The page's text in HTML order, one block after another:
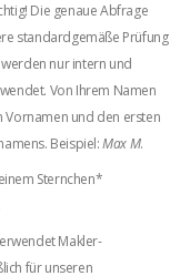
Die genaue Abfrage
standardgemäße Prüfung
nur intern und
Von Ihrem Namen
und den ersten
Beispiel:Max M.
Sternchen*
Makler-
für unseren